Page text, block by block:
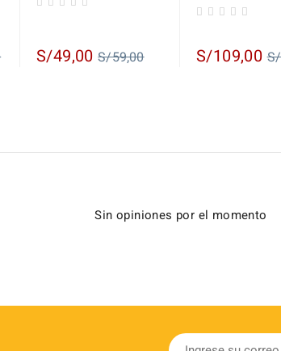
S/49,00 Regular
S/59,00 S/109,00
Sin opiniones por el momento